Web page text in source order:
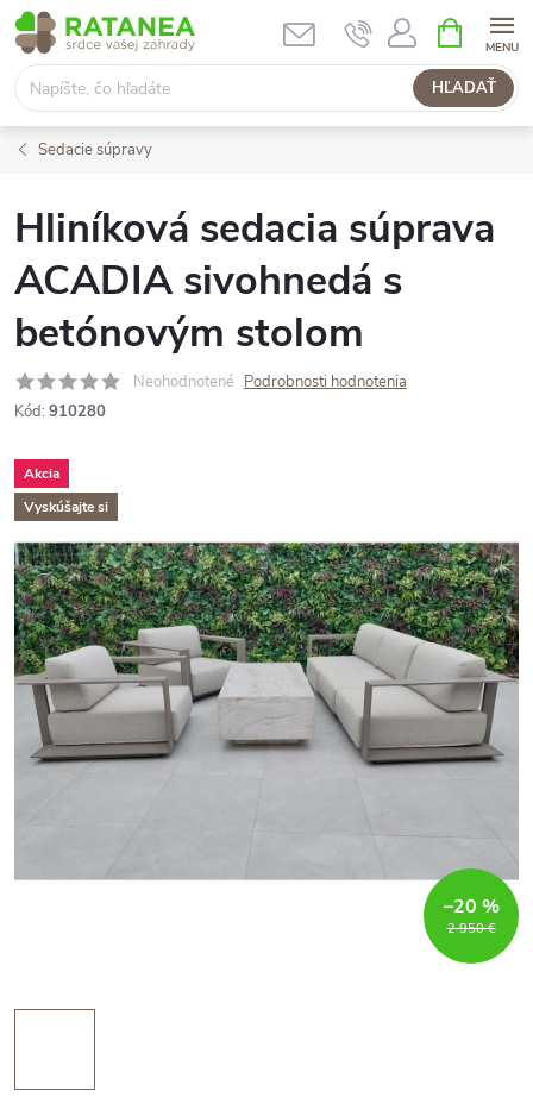
Prejsť
na
obsah
HĽADAŤ
KOŠÍK
Sedacie súpravy
Hliníková sedacia súprava
ACADIA sivohnedá s
betónovým stolom
Neohodnotené Podrobnosti hodnotenia
Kód: 910280
Akcia
Vyskúšajte si
2 950 €
–20 %